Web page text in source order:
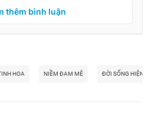
thêm bình luận
HOA NIỀM ĐAM MÊ ĐỜI SỐNG HIỆN ĐẠI